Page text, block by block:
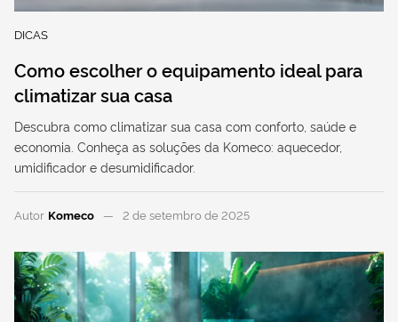
DICAS
Como escolher o equipamento ideal para
climatizar sua casa
Descubra como climatizar sua casa com conforto, saúde e
economia. Conheça as soluções da Komeco: aquecedor,
umidificador e desumidificador.
Autor Komeco 2 de setembro de 2025